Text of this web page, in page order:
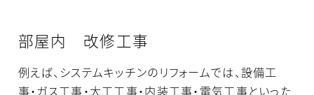
部屋内 改修工事
例えば、システムキッチンのリフォームでは、設備工
事・ガス工事・大工工事・内装工事・電気工事といった